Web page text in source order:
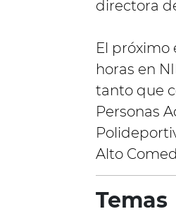
directora
El próximo
horas en
tanto que
Personas
Alto
Temas